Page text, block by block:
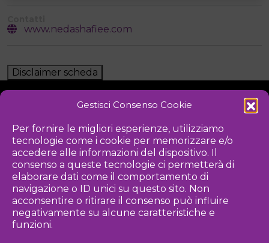
Gestisci Consenso Cookie
Per fornire le migliori esperienze, utilizziamo
tecnologie come i cookie per memorizzare e/o
accedere alle informazioni del dispositivo. Il
consenso a queste tecnologie ci permetterà di
elaborare dati come il comportamento di
navigazione o ID unici su questo sito. Non
acconsentire o ritirare il consenso può influire
negativamente su alcune caratteristiche e
funzioni.
www.nedashafiee.com
Disclaimer scheda
PRIVACY POLICY
Iniziativa
Associazione culturale per la promozione delle arti visive